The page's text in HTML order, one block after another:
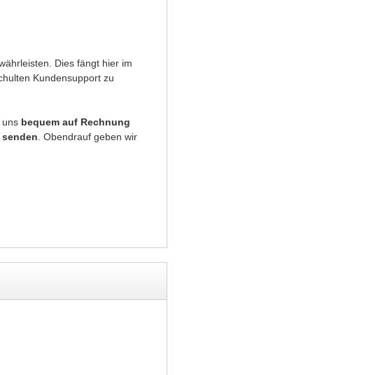
Dies fängt hier im
Kundensupport zu
uns bequem auf Rechnung
. Obendrauf geben wir